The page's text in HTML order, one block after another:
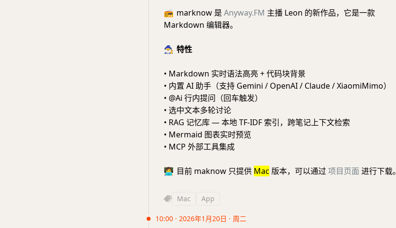
📻 marknow 是 Anyway.FM 主播 Leon 的新作品，它是一款
Markdown 编辑器。
🧙‍♂️ 特性
• Markdown 实时语法高亮 + 代码块背景
• 内置 AI 助手（支持 Gemini / OpenAI / Claude / XiaomiMimo）
• @Ai 行内提问（回车触发）
• 选中文本多轮讨论
• RAG 记忆库 — 本地 TF-IDF 索引，跨笔记上下文检索
• Mermaid 图表实时预览
• MCP 外部工具集成
👩‍💻 目前 maknow 只提供 Mac 版本，可以通过项目页面 进行下载。
Mac App
10:00 · 2026年1月20日 · 周二